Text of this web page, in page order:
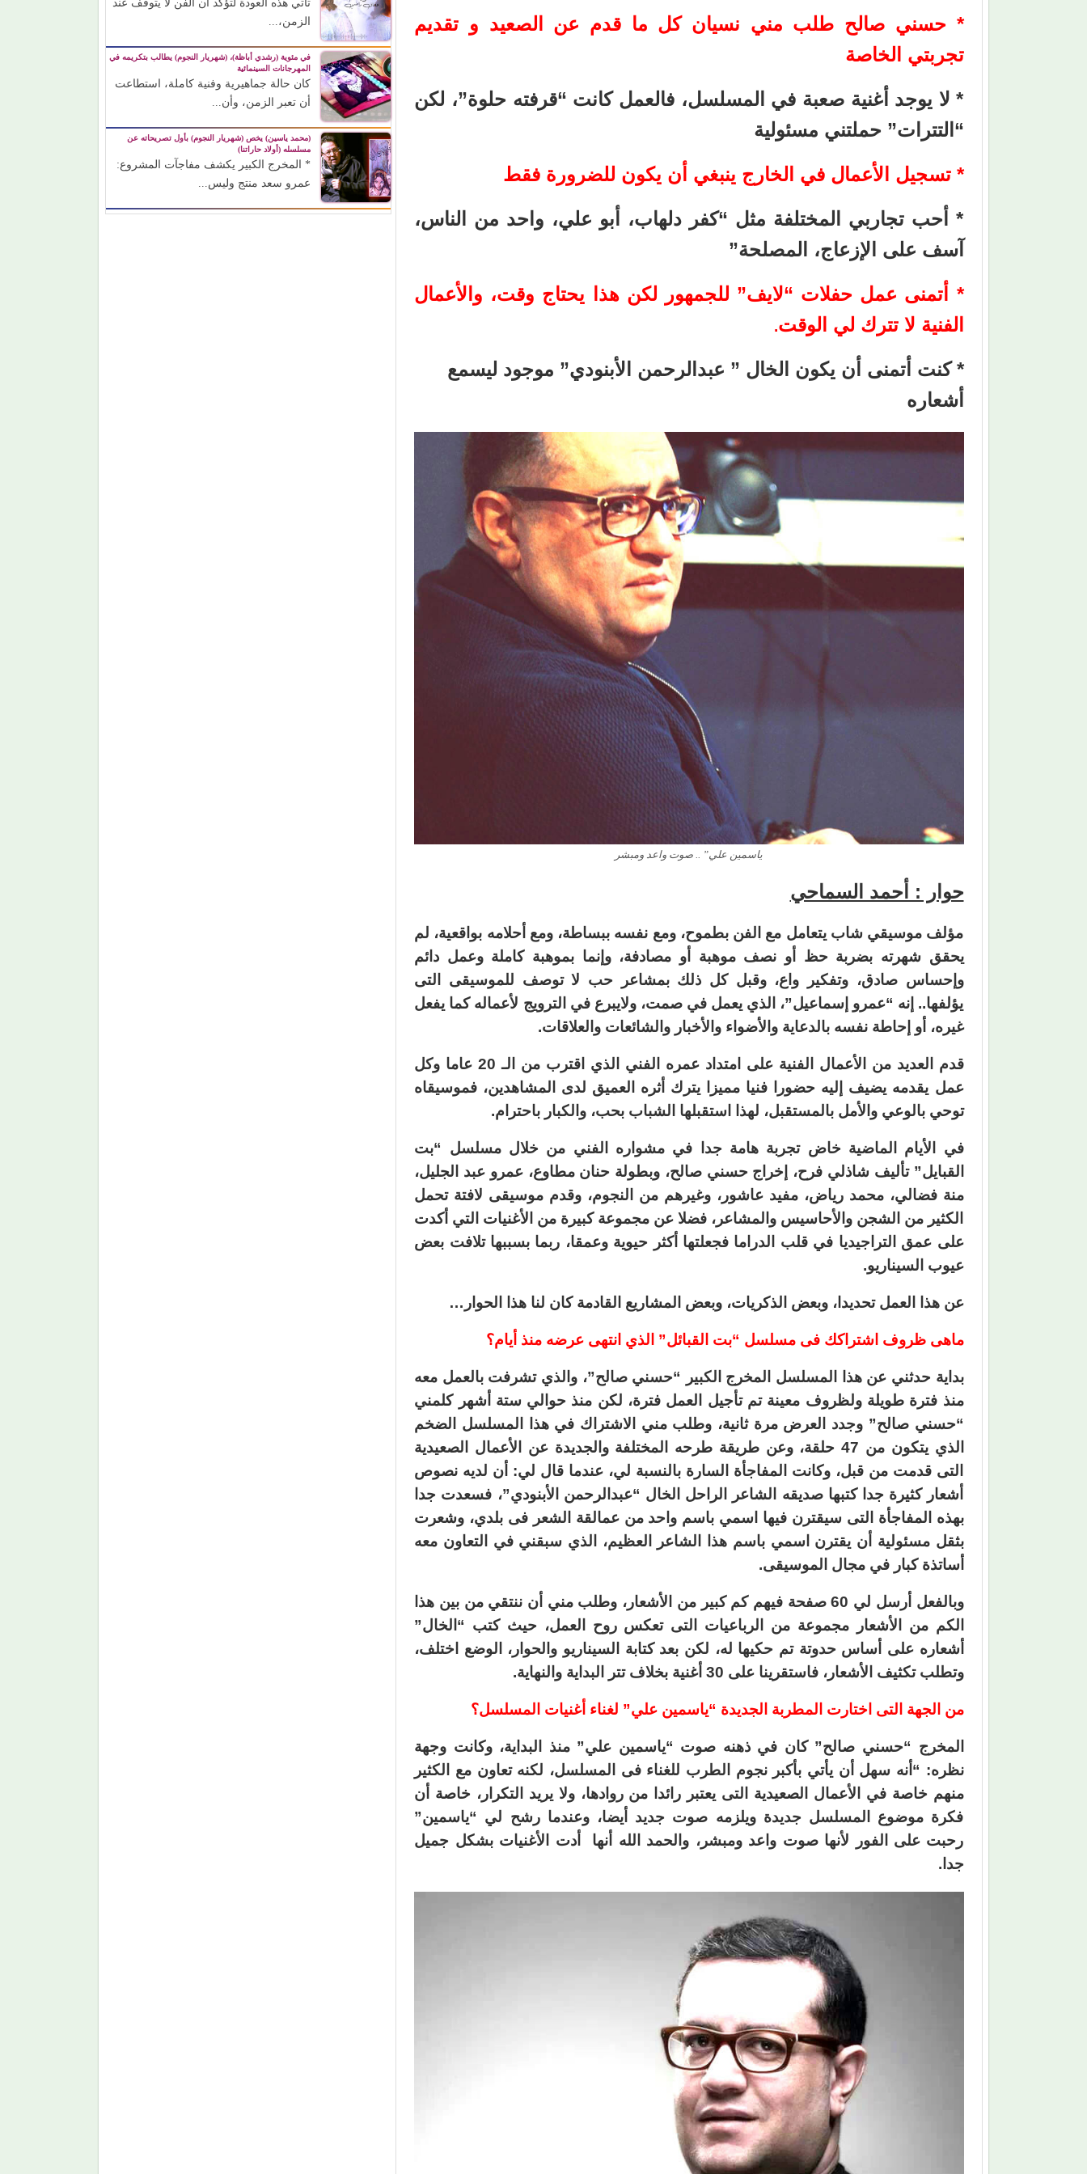
* حسني صالح طلب مني نسيان كل ما قدم عن الصعيد و تقديم
تجربتي الخاصة
* لا يوجد أغنية صعبة في المسلسل، فالعمل كانت “قرفته حلوة”، لكن
“التترات” حملتني مسئولية
* تسجيل الأعمال في الخارج ينبغي أن يكون للضرورة فقط
* أحب تجاربي المختلفة مثل “كفر دلهاب، أبو علي، واحد من الناس،
آسف على الإزعاج، المصلحة”
* أتمنى عمل حفلات “لايف” للجمهور لكن هذا يحتاج وقت، والأعمال
الفنية لا تترك لي الوقت.
* كنت أتمنى أن يكون الخال ” عبدالرحمن الأبنودي” موجود ليسمع
أشعاره
ياسمين علي” .. صوت واعد ومبشر
حوار : أحمد السماحي
مؤلف موسيقي شاب يتعامل مع الفن بطموح، ومع نفسه ببساطة، ومع أحلامه بواقعية، لم
يحقق شهرته بضربة حظ أو نصف موهبة أو مصادفة، وإنما بموهبة كاملة وعمل دائم
وإحساس صادق، وتفكير واع، وقبل كل ذلك بمشاعر حب لا توصف للموسيقى التى
يؤلفها.. إنه “عمرو إسماعيل”، الذي يعمل في صمت، ولايبرع في الترويج لأعماله كما يفعل
غيره، أو إحاطة نفسه بالدعاية والأضواء والأخبار والشائعات والعلاقات.
قدم العديد من الأعمال الفنية على امتداد عمره الفني الذي اقترب من الـ 20 عاما وكل
عمل يقدمه يضيف إليه حضورا فنيا مميزا يترك أثره العميق لدى المشاهدين، فموسيقاه
توحي بالوعي والأمل بالمستقبل، لهذا استقبلها الشباب بحب، والكبار باحترام.
في الأيام الماضية خاض تجربة هامة جدا في مشواره الفني من خلال مسلسل “بت
القبايل” تأليف شاذلي فرح، إخراج حسني صالح، وبطولة حنان مطاوع، عمرو عبد الجليل،
منة فضالي، محمد رياض، مفيد عاشور، وغيرهم من النجوم، وقدم موسيقى لافتة تحمل
الكثير من الشجن والأحاسيس والمشاعر، فضلا عن مجموعة كبيرة من الأغنيات التي أكدت
على عمق التراجيديا في قلب الدراما فجعلتها أكثر حيوية وعمقا، ربما بسببها تلافت بعض
عيوب السيناريو.
عن هذا العمل تحديدا، وبعض الذكريات، وبعض المشاريع القادمة كان لنا هذا الحوار…
ماهى ظروف اشتراكك فى مسلسل “بت القبائل” الذي انتهى عرضه منذ أيام؟
بداية حدثني عن هذا المسلسل المخرج الكبير “حسني صالح”، والذي تشرفت بالعمل معه
منذ فترة طويلة ولظروف معينة تم تأجيل العمل فترة، لكن منذ حوالي ستة أشهر كلمني
“حسني صالح” وجدد العرض مرة ثانية، وطلب مني الاشتراك في هذا المسلسل الضخم
الذي يتكون من 47 حلقة، وعن طريقة طرحه المختلفة والجديدة عن الأعمال الصعيدية
التى قدمت من قبل، وكانت المفاجأة السارة بالنسبة لي، عندما قال لي: أن لديه نصوص
أشعار كثيرة جدا كتبها صديقه الشاعر الراحل الخال “عبدالرحمن الأبنودي”، فسعدت جدا
بهذه المفاجأة التى سيقترن فيها اسمي باسم واحد من عمالقة الشعر فى بلدي، وشعرت
بثقل مسئولية أن يقترن اسمي باسم هذا الشاعر العظيم، الذي سبقني في التعاون معه
أساتذة كبار في مجال الموسيقى.
وبالفعل أرسل لي 60 صفحة فيهم كم كبير من الأشعار، وطلب مني أن ننتقي من بين هذا
الكم من الأشعار مجموعة من الرباعيات التى تعكس روح العمل، حيث كتب “الخال”
أشعاره على أساس حدوتة تم حكيها له، لكن بعد كتابة السيناريو والحوار، الوضع اختلف،
وتطلب تكثيف الأشعار، فاستقرينا على 30 أغنية بخلاف تتر البداية والنهاية.
من الجهة التى اختارت المطربة الجديدة “ياسمين علي” لغناء أغنيات المسلسل؟
المخرج “حسني صالح” كان في ذهنه صوت “ياسمين علي” منذ البداية، وكانت وجهة
نظره: “أنه سهل أن يأتي بأكبر نجوم الطرب للغناء فى المسلسل، لكنه تعاون مع الكثير
منهم خاصة في الأعمال الصعيدية التى يعتبر رائدا من روادها، ولا يريد التكرار، خاصة أن
فكرة موضوع المسلسل جديدة ويلزمه صوت جديد أيضا، وعندما رشح لي “ياسمين”
رحبت على الفور لأنها صوت واعد ومبشر، والحمد الله أنها أدت الأغنيات بشكل جميل
جدا.
تأتي هذه العودة لتؤكد أن الفن لا يتوقف عند
الزمن،...
في مئوية (رشدي أباظة)، (شهريار النجوم) يطالب بتكريمه في
المهرجانات السينمائية
كان حالة جماهيرية وفنية كاملة، استطاعت
أن تعبر الزمن، وأن...
(محمد ياسين) يخص (شهريار النجوم) بأول تصريحاته عن
مسلسله (أولاد حاراتنا)
* المخرج الكبير يكشف مفاجآت المشروع:
عمرو سعد منتج وليس...